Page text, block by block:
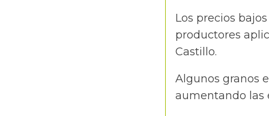
Los precios
productores
Castillo.
Algunos granos
aumentando las